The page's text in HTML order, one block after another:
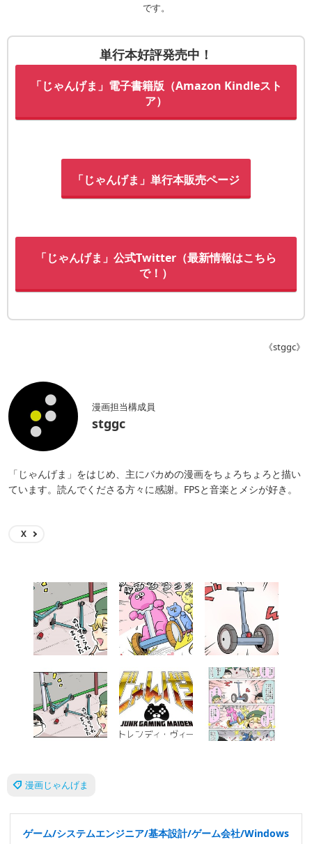
です。
単行本好評発売中！
「じゃんげま」電子書籍版（Amazon Kindleスト
ア）
「じゃんげま」単行本販売ページ
「じゃんげま」公式Twitter（最新情報はこちら
で！）
《stggc》
漫画担当構成員
stggc
「じゃんげま」をはじめ、主にバカめの漫画をちょろちょろと描い
ています。読んでくださる方々に感謝。FPSと音楽とメシが好き。
X
漫画じゃんげま
ゲーム/システムエンジニア/基本設計/ゲーム会社/Windows